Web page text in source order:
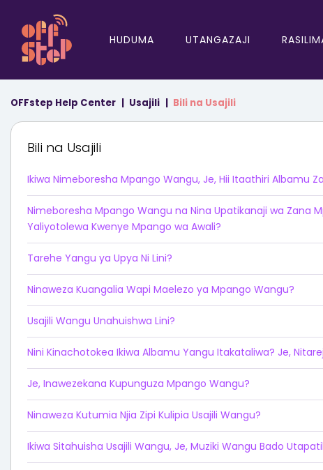
HUDUMA UTANGAZAJI
OFFstep Help Center Usajili Bili na Usajili
Bili na Usajili
Ikiwa Nimeboresha Mpango Wangu, Je, Hii Itaathiri Albamu
Nimeboresha Mpango Wangu na Nina Upatikanaji wa Zana
Yaliyotolewa Kwenye Mpango wa Awali?
Tarehe Yangu ya Upya Ni Lini?
Ninaweza Kuangalia Wapi Maelezo ya Mpango Wangu?
Usajili Wangu Unahuishwa Lini?
Nini Kinachotokea Ikiwa Albamu Yangu Itakataliwa? Je,
Je, Inawezekana Kupunguza Mpango Wangu?
Ninaweza Kutumia Njia Zipi Kulipia Usajili Wangu?
Ikiwa Sitahuisha Usajili Wangu, Je, Muziki Wangu Bado